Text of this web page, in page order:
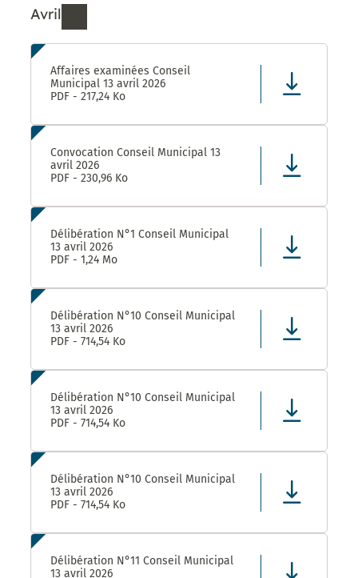
Avril
Ressources de Avril 2026
Affaires examinées Conseil
Municipal 13 avril 2026
PDF - 217,24 Ko
Convocation Conseil Municipal 13
avril 2026
PDF - 230,96 Ko
Délibération N°1 Conseil Municipal
13 avril 2026
PDF - 1,24 Mo
Délibération N°10 Conseil Municipal
13 avril 2026
PDF - 714,54 Ko
Délibération N°10 Conseil Municipal
13 avril 2026
PDF - 714,54 Ko
Délibération N°10 Conseil Municipal
13 avril 2026
PDF - 714,54 Ko
Délibération N°11 Conseil Municipal
13 avril 2026